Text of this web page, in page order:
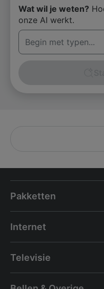
Wat wil je weten?
onze AI werkt.
Pakketten
Internet
Televisie